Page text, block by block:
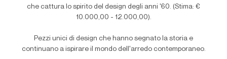
che cattura lo spirito del design degli anni '60. (Stima: €
10.000,00 - 12.000,00).
Pezzi unici di design che hanno segnato la storia e
continuano a ispirare il mondo dell'arredo contemporaneo.